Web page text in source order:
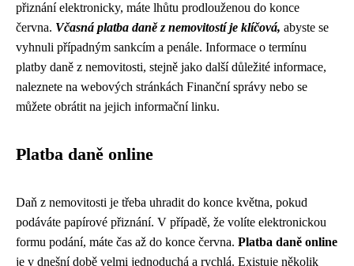
přiznání elektronicky, máte lhůtu prodlouženou do konce
června. Včasná platba daně z nemovitostí je klíčová, abyste se
vyhnuli případným sankcím a penále. Informace o termínu
platby daně z nemovitosti, stejně jako další důležité informace,
naleznete na webových stránkách Finanční správy nebo se
můžete obrátit na jejich informační linku.
Platba daně online
Daň z nemovitosti je třeba uhradit do konce května, pokud
podáváte papírové přiznání. V případě, že volíte elektronickou
formu podání, máte čas až do konce června. Platba daně online
je v dnešní době velmi jednoduchá a rychlá. Existuje několik